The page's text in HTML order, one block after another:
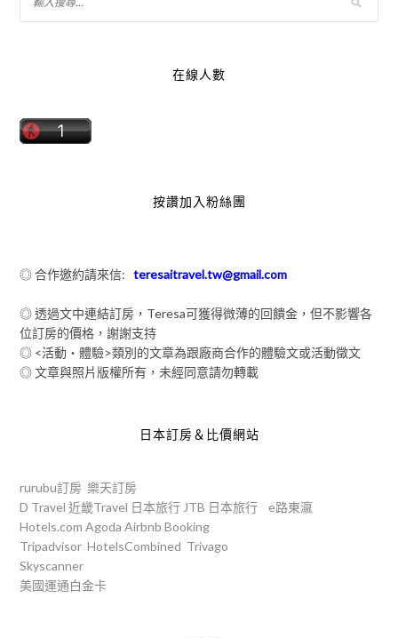
在線人數
按讚加入粉絲團
◎ 合作邀約請來信:teresaitravel.tw@gmail.com
◎ 透過文中連結訂房，Teresa可獲得微薄的回饋金，但不影響各
位訂房的價格，謝謝支持
◎ <活動‧體驗>類別的文章為跟廠商合作的體驗文或活動徵文
◎ 文章與照片版權所有，未經同意請勿轉載
日本訂房＆比價網站
rurubu訂房 樂天訂房
D Travel 近畿Travel 日本旅行 JTB 日本旅行
e路東瀛
Hotels.com Agoda Airbnb Booking
Tripadvisor HotelsCombined Trivago
Skyscanner
美國運通白金卡